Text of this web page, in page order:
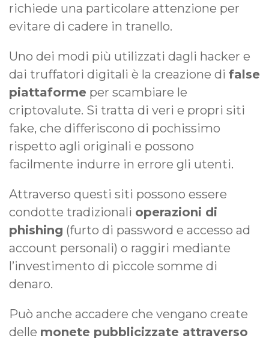
richiede una particolare attenzione per
evitare di cadere in tranello.
Uno dei modi più utilizzati dagli hacker e
dai truffatori digitali è la creazione di false
piattaforme per scambiare le
criptovalute. Si tratta di veri e propri siti
fake, che differiscono di pochissimo
rispetto agli originali e possono
facilmente indurre in errore gli utenti.
Attraverso questi siti possono essere
condotte tradizionali operazioni di
phishing (furto di password e accesso ad
account personali) o raggiri mediante
l’investimento di piccole somme di
denaro.
Può anche accadere che vengano create
delle monete pubblicizzate attraverso